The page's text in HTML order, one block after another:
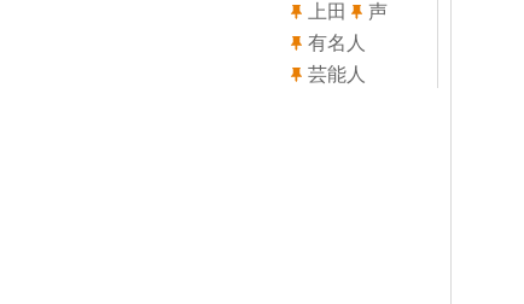
上田
声
有名人
芸能人